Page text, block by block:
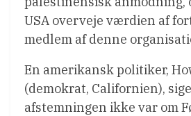
USA overveje værdien af
medlem af denne
En amerikansk politiker,
(demokrat, Californien),
afstemningen ikke var om